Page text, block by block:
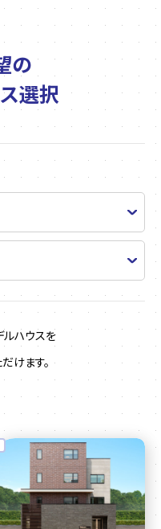
の
選択
ハウスを
けます。